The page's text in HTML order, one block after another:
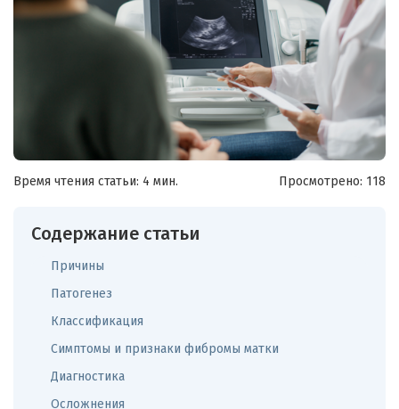
Время чтения статьи: 4 мин. Просмотрено: 118
Содержание статьи
Причины
Патогенез
Классификация
Симптомы и признаки фибромы матки
Диагностика
Осложнения